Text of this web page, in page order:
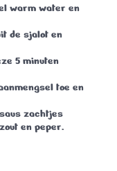
warm water en
de sjalot en
5 minuten
toe en
zachtjes
en peper.